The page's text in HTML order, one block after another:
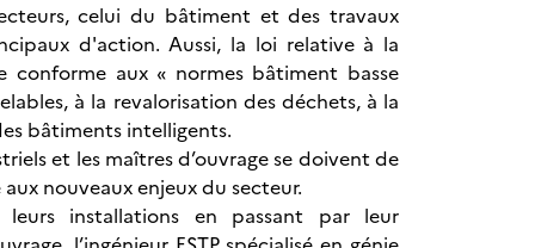
celui du bâtiment et des travaux
d'action. Aussi, la loi relative à la
conforme aux « normes bâtiment basse
à la revalorisation des déchets, à la
bâtiments intelligents.
et les maîtres d’ouvrage se doivent de
nouveaux enjeux du secteur.
installations en passant par leur